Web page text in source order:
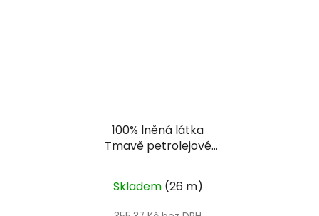
100% lněná látka
Tmavě petrolejové
Skladem (26 m)